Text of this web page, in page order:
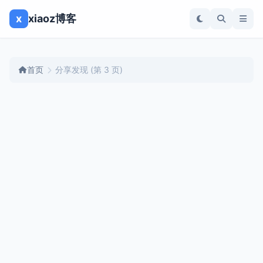
x xiaoz博客
首页 分享发现 (第 3 页)